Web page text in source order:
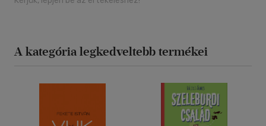
A kategória legkedveltebb termékei